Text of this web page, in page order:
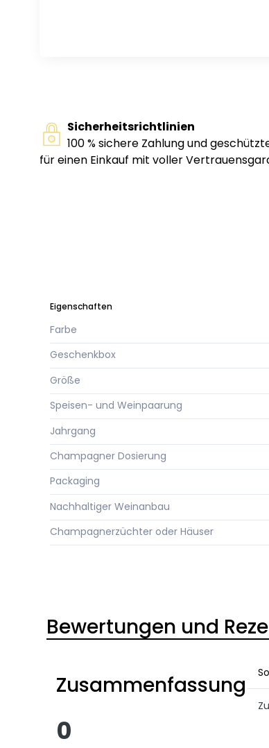
Sicherheitsrichtlinien
100 % sichere Zahlung und
für einen Einkauf mit voller
Eigenschaften
Farbe
Geschenkbox
Größe
Speisen- und Weinpaarung
Jahrgang
Champagner Dosierung
Packaging
Nachhaltiger Weinanbau
Champagnerzüchter oder Häuser
Bewertungen und
Zusammenfassung
0